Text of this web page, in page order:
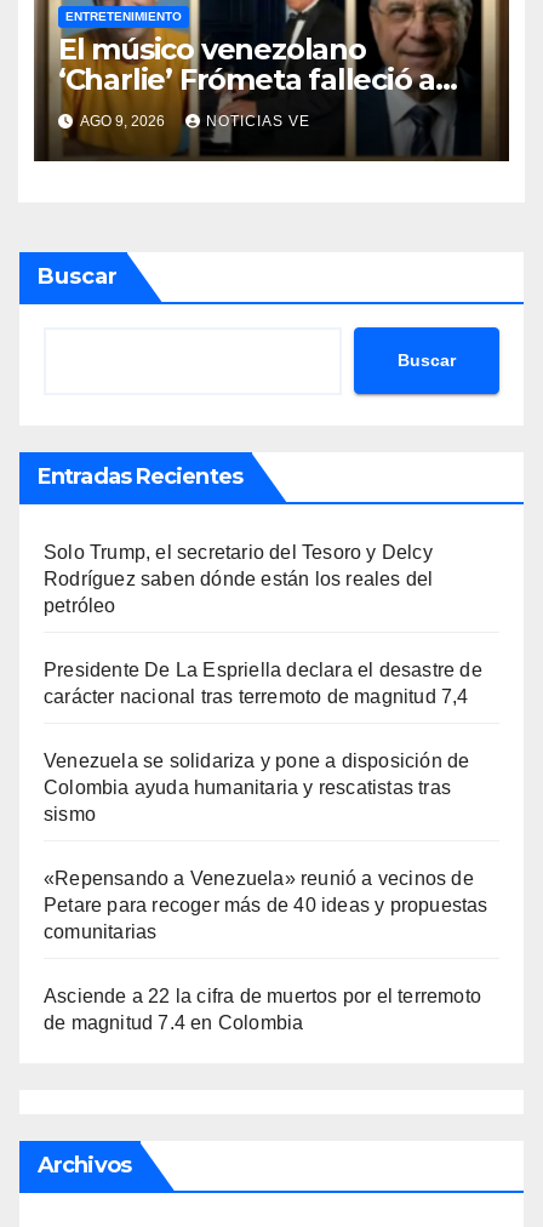
ENTRETENIMIENTO
El músico venezolano
‘Charlie’ Frómeta falleció a
sus 82 años
AGO 9, 2026 NOTICIAS VE
Buscar
Buscar
Entradas Recientes
Solo Trump, el secretario del Tesoro y Delcy
Rodríguez saben dónde están los reales del
petróleo
Presidente De La Espriella declara el desastre de
carácter nacional tras terremoto de magnitud 7,4
Venezuela se solidariza y pone a disposición de
Colombia ayuda humanitaria y rescatistas tras
sismo
«Repensando a Venezuela» reunió a vecinos de
Petare para recoger más de 40 ideas y propuestas
comunitarias
Asciende a 22 la cifra de muertos por el terremoto
de magnitud 7.4 en Colombia
Archivos